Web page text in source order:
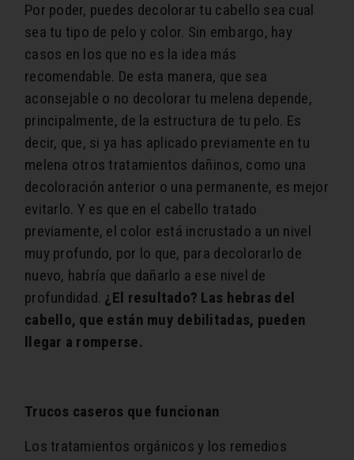
Por poder, puedes decolorar tu cabello sea cual
sea tu tipo de pelo y color. Sin embargo, hay
casos en los que no es la idea más
recomendable. De esta manera, que sea
aconsejable o no decolorar tu melena depende,
principalmente, de la estructura de tu pelo. Es
decir, que, si ya has aplicado previamente en tu
melena otros tratamientos dañinos, como una
decoloración anterior o una permanente, es mejor
evitarlo. Y es que en el cabello tratado
previamente, el color está incrustado a un nivel
muy profundo, por lo que, para decolorarlo de
nuevo, habría que dañarlo a ese nivel de
profundidad. ¿El resultado? Las hebras del
cabello, que están muy debilitadas, pueden
llegar a romperse.
Trucos caseros que funcionan
Los tratamientos orgánicos y los remedios